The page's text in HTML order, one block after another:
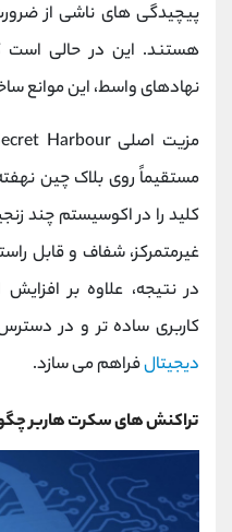
پیچیدگی ‌های ناشی از
هستند. این در حالی است
نهادهای واسط، این موانع
مستقیماً روی بلاک چین
کلید را در اکوسیستم چند
غیرمتمرکز، شفاف و قابل
در نتیجه، علاوه بر
کاربری ساده ‌تر و در
دیجیتالفراهم می ‌سازد.
تراکنش های سکرت هاربر